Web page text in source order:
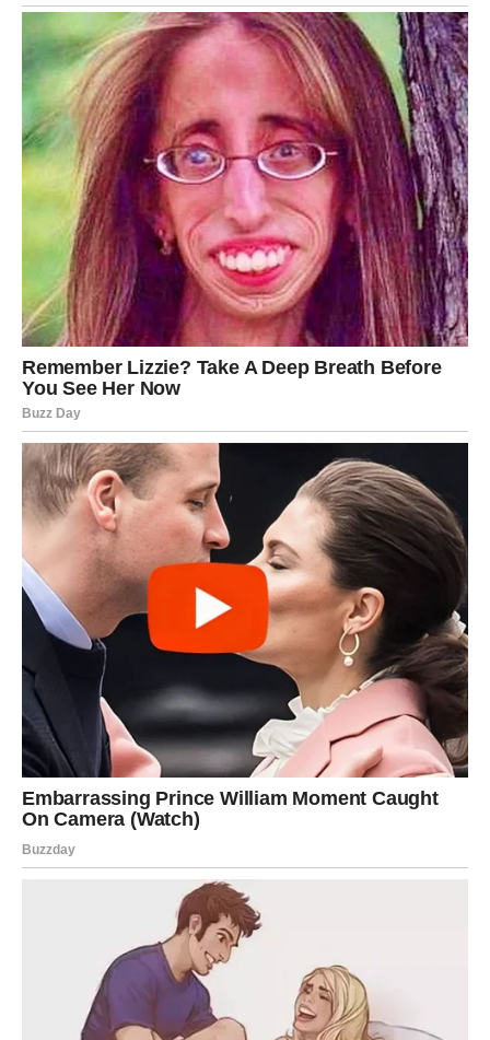
Prema saznanjima, žena je ranije živjela u drugom delu Rusije
gdje je više puta kažnjavana zbog zanemarivanja roditeljskih
obaveza. Ovaj podatak sugeriše da su problemi u porodici
prisutni duže vreme, a nedostatak podrške za mentalno
zdravlje mogao je dovesti do eskalacije nasilja. Problemi koji
proizlaze iz prošlih trauma, socijalne izolacije ili ekonomskih
poteškoća često oblikuju ponašanje pojedinaca u ovim
situacijama. Na primjer, žene koje su pretrpjele zlostavljanje
često razvijaju destruktivne obrasce ponašanja, a njihovo
mentalno zdravlje može se pogoršati bez odgovarajuće
podrške.
Drugi incident, koji je također potresao Čeljabinsku oblast,
uključuje majku koja je fizički napala svog sina zbog tajne
kupovine motocikla. Dečak je ukrao njen telefon kako bi platio
mali motocikl, a kada je majka saznala za ovu transakciju,
njen prvi instinkt je bio nasilna reakcija. Ova situacija dodatno
naglašava kako porodice često biraju nasilje kao način
rješavanja sukoba umesto da traže konstruktivna rešenja. Ovi
incidenti osvetljavaju širu sliku nasilja unutar porodica,
posebno u kontekstu loših ekonomskih prilika i nedostatka
socijalne podrške.
Čeljabinsk: Grad sa Mračnom
Reputacijom
Čeljabinsk, kao jedan od najvećih gradova u Rusiji, poznat je
kao važno industrijsko središte Uralnog regiona. Međutim,
pored svojih ekonomskih karakteristika, grad ima reputaciju
zbog visoke učestalosti nasilja i kriminala. Poznat je po
incidentu iz februara 2013. kada je iznad njega eksplodirao
meteorit, što je izazvalo paniku i pažnju svetskih medija. Iako
su ovakvi događaji stavili Čeljabinsk na mapu, često skreću
fokus sa osnovnih problema koji muče stanovništvo —
uključujući porodično nasilje i siromaštvo. Ovaj grad se
suočava sa ozbiljnim socijalnim izazovima, a mnogi njegovi